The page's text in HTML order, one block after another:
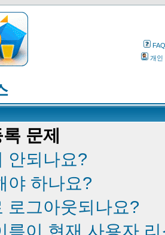
FAQ
개인
문제
안되나요?
야 하나요?
로그아웃되나요?
름이 현재 사용자